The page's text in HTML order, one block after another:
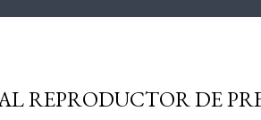
REPRODUCTOR DE